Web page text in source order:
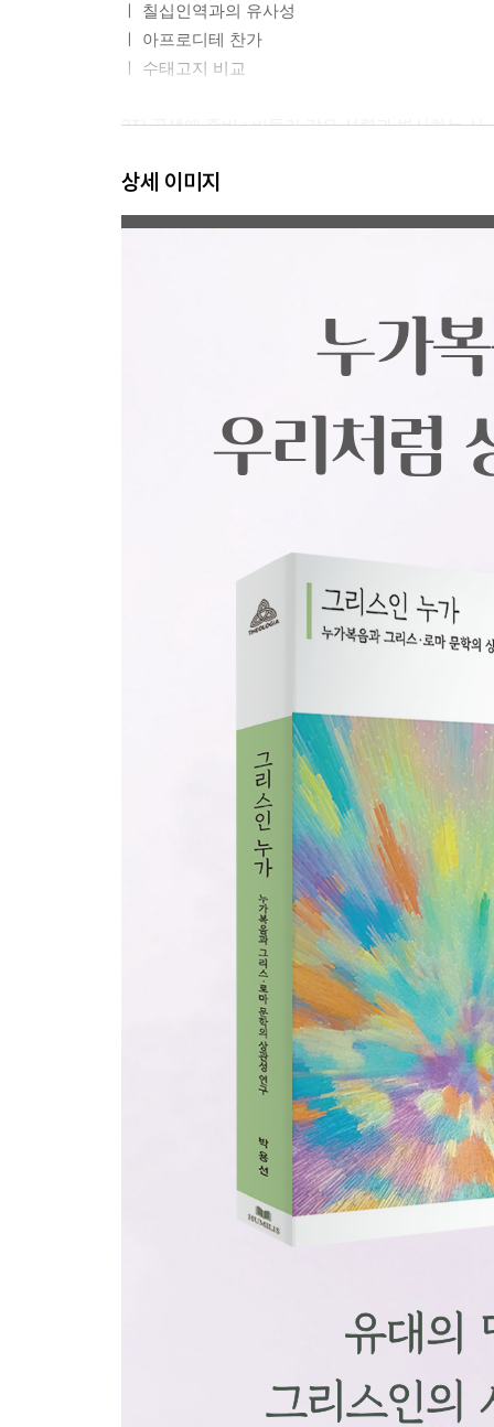
ㅣ 칠십인역과의 유사성
ㅣ 아프로디테 찬가
ㅣ 수태고지 비교
3장 공생애 준비 : 비둘기 같은 성령과 변신하는 신
ㅣ 그리스-로마 속 새 직유와의 유사성
l_ 『일리아스』속 변신
4장 공생애(1) : 디오니소스와 예수
ㅣ 디오니소스 신화 ? 출생, 죽음, 부활
ㅣ 디오니소스와 예수 - 행적
ㅣ 교부 및 호교론자들의 디오니소스
ㅣ 현대 학자들의 견해
5장 공생애(2) : 아스클레피오스와 예수
ㅣ 유사성에 따른 누가복음의 특징
ㅣ 신이 된 아스클레피오스
ㅣ 누가복음과의 유사성
상세 이미지